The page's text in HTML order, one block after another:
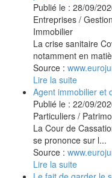
Publié le : 28/09/
Entreprises /
Immobilier
La crise sanitaire
notamment en
Source :
Lire la suite
Agent immobilier et
Publié le : 22/09/
Particuliers /
La Cour de
se prononce sur l...
Source :
Lire la suite